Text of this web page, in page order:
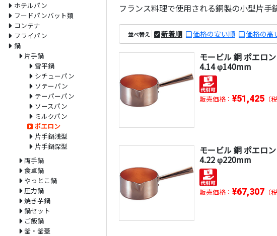
フランス料理で使用される銅製の小型片手
並べ替え 新着順 価格の安い順 価格の高
モービル 銅 ポエロ
4.14 φ140mm
販売価格： ¥51,425 （
モービル 銅 ポエロ
4.22 φ220mm
販売価格： ¥67,307 （
ホテルパン
フードパンバット類
コンテナ
フライパン
鍋
片手鍋
雪平鍋
シチューパン
ソテーパン
テーパーパン
ソースパン
ミルクパン
ポエロン
片手鍋浅型
片手鍋深型
両手鍋
食卓鍋
やっとこ鍋
圧力鍋
焼き芋鍋
鍋セット
ご飯鍋
釜・釜蓋